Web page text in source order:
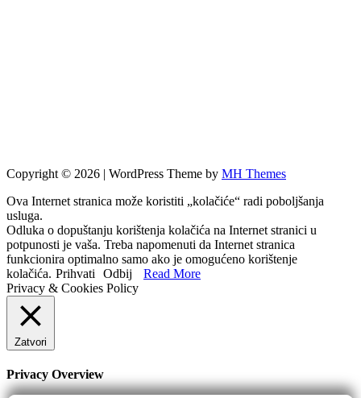
Copyright © 2026 | WordPress Theme by MH Themes
Ova Internet stranica može koristiti „kolačiće“ radi poboljšanja
usluga.
Odluka o dopuštanju korištenja kolačića na Internet stranici u
potpunosti je vaša. Treba napomenuti da Internet stranica
funkcionira optimalno samo ako je omogućeno korištenje
kolačića. Prihvati Odbij
Read More
Privacy & Cookies Policy
Zatvori
Privacy Overview